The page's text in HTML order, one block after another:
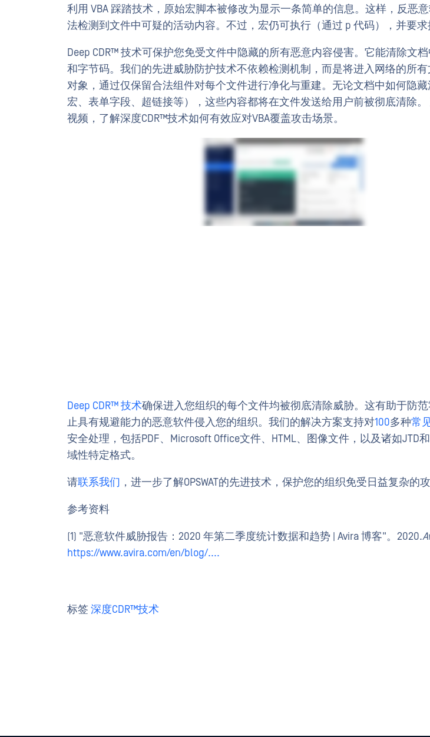
利用 VBA 踩踏技术，原始宏脚本被修改为显示一条简单的信息。这样，反恶
法检测到文件中可疑的活动内容。不过，宏仍可执行（通过 p 代码），并要求
Deep CDR™ 技术可保护您免受文件中隐藏的所有恶意内容侵害。它能清除文
和字节码。我们的先进威胁防护技术不依赖检测机制，而是将进入网络的所
对象，通过仅保留合法组件对每个文件进行净化与重建。无论文档中如何隐
宏、表单字段、超链接等），这些内容都将在文件发送给用户前被彻底清除
视频，了解深度CDR™技术如何有效应对VBA覆盖攻击场景。
Deep CDR™ 技术确保进入您组织的每个文件均被彻底清除威胁。这有助于防范
止具有规避能力的恶意软件侵入您的组织。我们的解决方案支持对100多种常
安全处理，包括PDF、Microsoft Office文件、HTML、图像文件，以及诸如JTD
域性特定格式。
请联系我们 ，进一步了解OPSWAT的先进技术，保护您的组织免受日益复杂的攻
参考资料
(1) "恶意软件威胁报告：2020 年第二季度统计数据和趋势 | Avira 博客"。2020.
https://www.avira.com/en/blog/....
标签深度CDR™技术